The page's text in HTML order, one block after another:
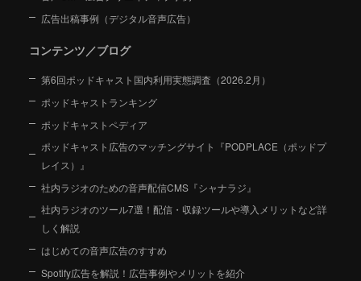
広告出稿事例（デジタル音声広告）
コンテンツ／ブログ
第6回ポッドキャスト国内利用実態調査（2026.2月）
ポッドキャストランキング
ポッドキャストペディア
ポッドキャスト広告のマッチングサイト『PODPLACE（ポッドプ
レイス）』
社内ラジオのための音声配信CMS『シャナラジ』
社内ラジオのツール7選！配信・収録ツールや導入メリットなど詳
しく解説
はじめての音声広告のすすめ
Spotify広告を解説！広告事例やメリットを紹介